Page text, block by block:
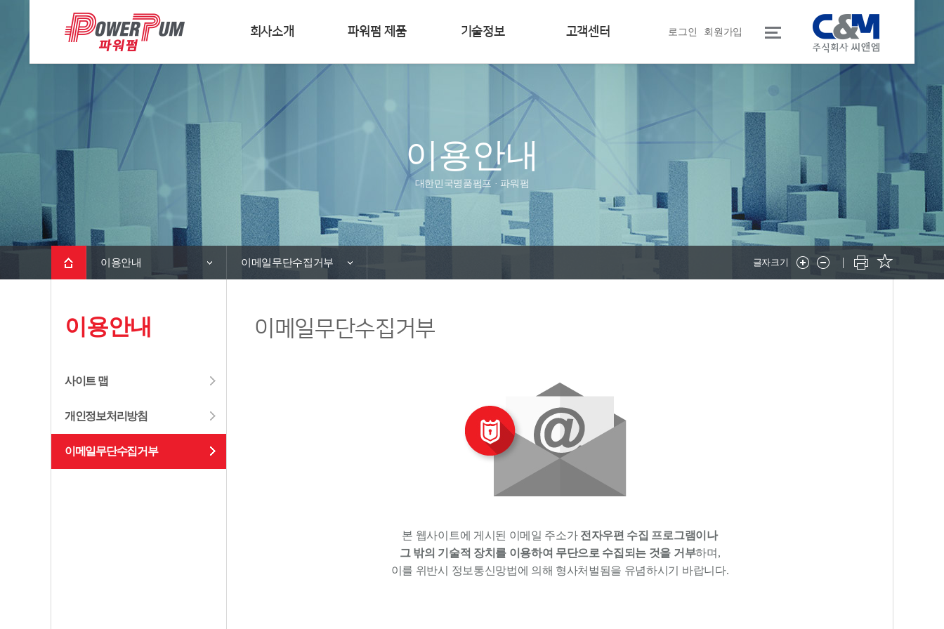
회사소개 파워펌 제품 기술정보 고객센터 로그인 회원가입
이용안내
대한민국명품펌프 · 파워펌
이용안내 이메일무단수집거부 글자크기
이용안내
사이트 맵
개인정보처리방침
이메일무단수집거부
이메일무단수집거부
본 웹사이트에 게시된 이메일 주소가 전자우편 수집 프로그램이나
그 밖의 기술적 장치를 이용하여 무단으로 수집되는 것을 거부하며,
이를 위반시 정보통신망법에 의해 형사처벌됨을 유념하시기 바랍니다.